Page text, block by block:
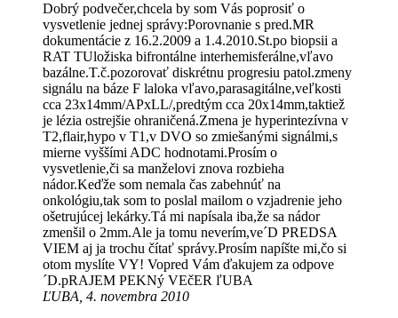
Dobrý podvečer,chcela by som Vás poprosiť o
vysvetlenie jednej správy:Porovnanie s pred.MR
dokumentácie z 16.2.2009 a 1.4.2010.St.po biopsii a
RAT TUložiska bifrontálne interhemisferálne,vľavo
bazálne.T.č.pozorovať diskrétnu progresiu patol.zmeny
signálu na báze F laloka vľavo,parasagitálne,veľkosti
cca 23x14mm/APxLL/,predtým cca 20x14mm,taktiež
je lézia ostrejšie ohraničená.Zmena je hyperintezívna v
T2,flair,hypo v T1,v DVO so zmiešanými signálmi,s
mierne vyššími ADC hodnotami.Prosím o
vysvetlenie,či sa manželovi znova rozbieha
nádor.Keďže som nemala čas zabehnúť na
onkológiu,tak som to poslal mailom o vzjadrenie jeho
ošetrujúcej lekárky.Tá mi napísala iba,že sa nádor
zmenšil o 2mm.Ale ja tomu neverím,ve´D PREDSA
VIEM aj ja trochu čítať správy.Prosím napíšte mi,čo si
otom myslíte VY! Vopred Vám ďakujem za odpove
´D.pRAJEM PEKNý VEčER ľUBA
ĽUBA, 4. novembra 2010